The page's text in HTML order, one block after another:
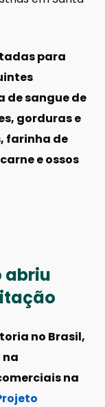
para
de sangue de
gorduras e
farinha de
e ossos
abriu
no Brasil,
na
na